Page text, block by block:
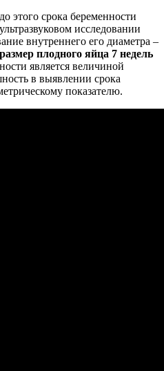
этого срока беременности
исследовании
внутреннего его диаметра –
размер плодного яйца 7 недель
является величиной
в выявлении срока
показателю.